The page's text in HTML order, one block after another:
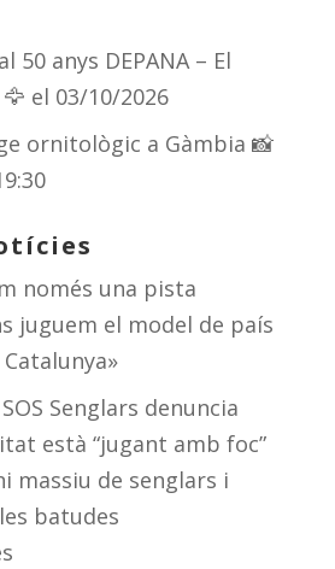
50 anys DEPANA – El
el 03/10/2026
ornitològic a Gàmbia 📸
només una pista
juguem el model de país
Senglars denuncia
està “jugant amb foc”
massiu de senglars i
batudes